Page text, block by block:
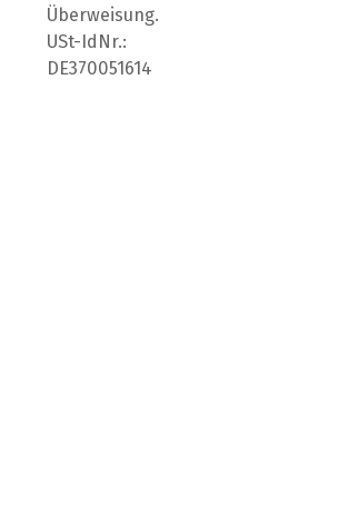
Überweisung.
USt-IdNr.:
DE370051614